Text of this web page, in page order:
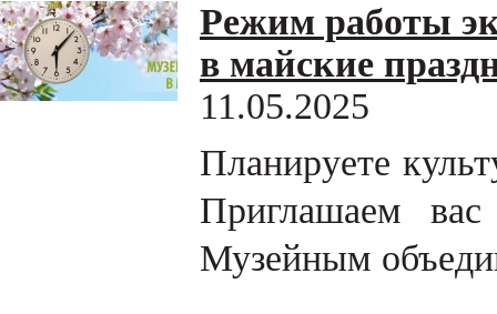
Режим работы
в майские
11.05.2025
Планируете
Приглашаем
Музейным